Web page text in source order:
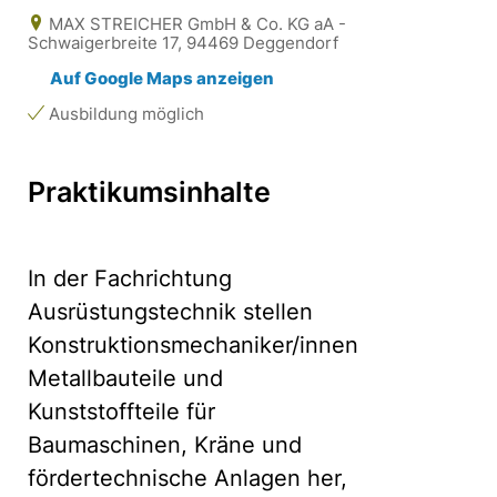
MAX STREICHER GmbH & Co. KG aA -
Schwaigerbreite 17, 94469 Deggendorf
Auf Google Maps anzeigen
Ausbildung möglich
Praktikumsinhalte
In der Fachrichtung
Ausrüstungstechnik stellen
Konstruktionsmechaniker/innen
Metallbauteile und
Kunststoffteile für
Baumaschinen, Kräne und
fördertechnische Anlagen her,